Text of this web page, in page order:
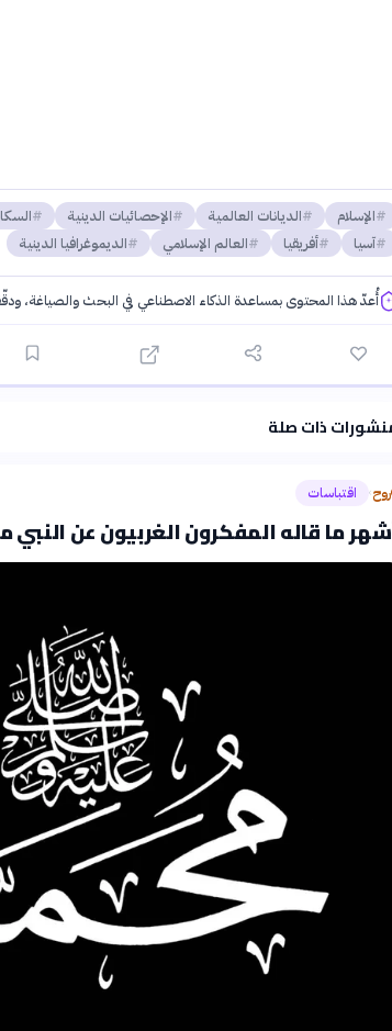
الإسلام الديانات العالمية الإحصائيات الدينية
آسيا
أفريقيا العالم الإسلامي الديموغرافيا الدينية
أُعدّ هذا المحتوى بمساعدة الذكاء الاصطناعي في البحث والصياغة،
ذات صلة
روح› اقتباسات
ما قاله المفكرون الغربيون عن